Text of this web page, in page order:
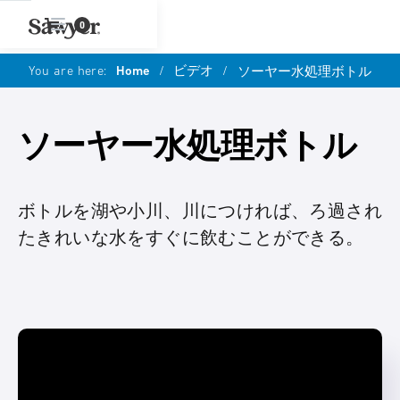
0
You are here: Home / ビデオ / ソーヤー水処理ボトル
ソーヤー水処理ボトル
ボトルを湖や小川、川につければ、ろ過され
たきれいな水をすぐに飲むことができる。